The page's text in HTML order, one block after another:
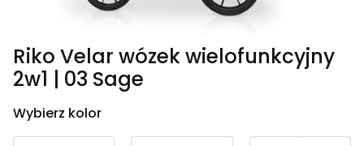
Riko Velar wózek wielofunkcyjny
2w1 | 03 Sage
Wybierz kolor